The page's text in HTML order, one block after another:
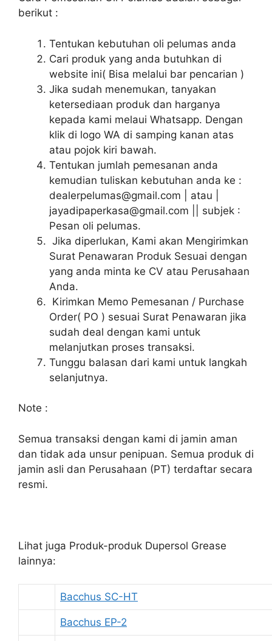
berikut :
Tentukan kebutuhan oli pelumas anda
Cari produk yang anda butuhkan di
website ini( Bisa melalui bar pencarian )
Jika sudah menemukan, tanyakan
ketersediaan produk dan harganya
kepada kami melaui Whatsapp. Dengan
klik di logo WA di samping kanan atas
atau pojok kiri bawah.
Tentukan jumlah pemesanan anda
kemudian tuliskan kebutuhan anda ke :
dealerpelumas@gmail.com | atau |
jayadipaperkasa@gmail.com || subjek :
Pesan oli pelumas.
Jika diperlukan, Kami akan Mengirimkan
Surat Penawaran Produk Sesuai dengan
yang anda minta ke CV atau Perusahaan
Anda.
Kirimkan Memo Pemesanan / Purchase
Order( PO ) sesuai Surat Penawaran jika
sudah deal dengan kami untuk
melanjutkan proses transaksi.
Tunggu balasan dari kami untuk langkah
selanjutnya.
Note :
Semua transaksi dengan kami di jamin aman
dan tidak ada unsur penipuan. Semua produk di
jamin asli dan Perusahaan (PT) terdaftar secara
resmi.
Lihat juga Produk-produk Dupersol Grease
lainnya:
Bacchus SC-HT
Bacchus EP-2